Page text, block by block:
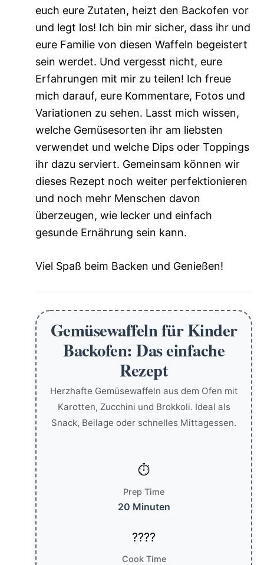
euch eure Zutaten, heizt den Backofen vor
und legt los! Ich bin mir sicher, dass ihr und
eure Familie von diesen Waffeln begeistert
sein werdet. Und vergesst nicht, eure
Erfahrungen mit mir zu teilen! Ich freue
mich darauf, eure Kommentare, Fotos und
Variationen zu sehen. Lasst mich wissen,
welche Gemüsesorten ihr am liebsten
verwendet und welche Dips oder Toppings
ihr dazu serviert. Gemeinsam können wir
dieses Rezept noch weiter perfektionieren
und noch mehr Menschen davon
überzeugen, wie lecker und einfach
gesunde Ernährung sein kann.
Viel Spaß beim Backen und Genießen!
Gemüsewaffeln für Kinder
Backofen: Das einfache
Rezept
Herzhafte Gemüsewaffeln aus dem Ofen mit
Karotten, Zucchini und Brokkoli. Ideal als
Snack, Beilage oder schnelles Mittagessen.
Prep Time
20 Minuten
Cook Time